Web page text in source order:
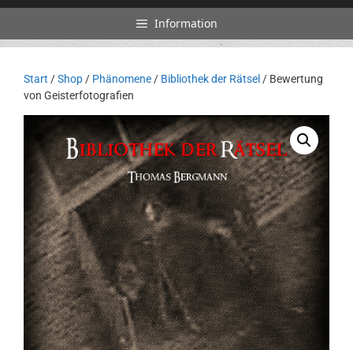
Information
Start /Shop/ Phänomene/ Bibliothek der Rätsel / Bewertung
von Geisterfotografien